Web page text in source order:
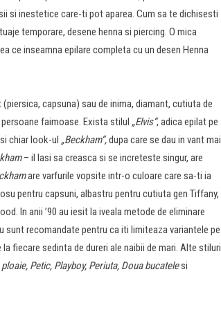
si inestetice care-ti pot aparea. Cum sa te dichisesti
temporare, desene henna si piercing. O mica
ce inseamna epilare completa cu un desen Henna
capsuna) sau de inima, diamant, cutiuta de
faimoase. Exista stilul „Elvis“, adica epilat pe
chiar look-ul „Beckham“,dupa care se dau in vant mai
– il lasi sa creasca si se increteste singur, are
are varfurile vopsite intr-o culoare care sa-ti ia
pentru capsuni, albastru pentru cutiuta gen Tiffany,
In anii ’90 au iesit la iveala metode de eliminare
sunt recomandate pentru ca iti limiteaza variantele pe
fiecare sedinta de dureri ale naibii de mari. Alte stiluri
Petic, Playboy, Periuta, Doua bucatelesi